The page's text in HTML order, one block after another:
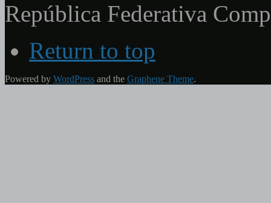
República Federativa
Return to top
Powered by WordPress and the Graphene Theme.